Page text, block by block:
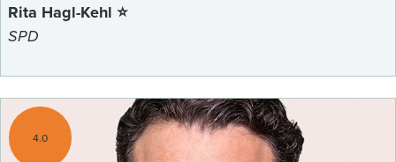
Rita Hagl-Kehl ⭐
SPD
4.0